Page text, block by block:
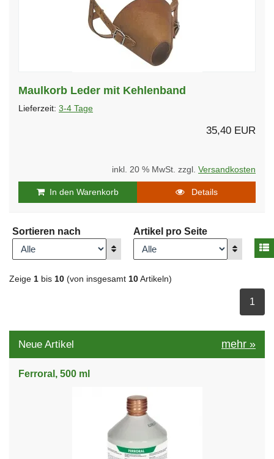
Maulkorb Leder mit Kehlenband
Lieferzeit: 3-4 Tage
35,40 EUR
inkl. 20 % MwSt. zzgl. Versandkosten
In den Warenkorb Details
Sortieren nach
Anzeigen
Artikel pro Seite
Anzeigen
Zeige 1 bis 10 (von insgesamt 10 Artikeln)
1
Neue Artikel mehr »
Ferroral, 500 ml